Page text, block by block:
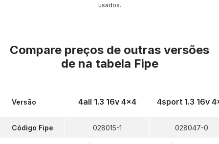
usados.
Compare preços de outras versões
de na tabela Fipe
Versão
Código Fipe
4all 1.3 16v 4x4
028015-1
4sport 1.3 16v
028047-0